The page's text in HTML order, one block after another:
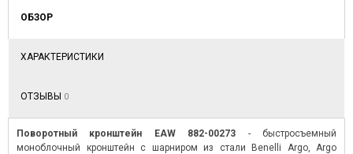
ОБЗОР
ХАРАКТЕРИСТИКИ
ОТЗЫВЫ 0
Поворотный кронштейн EAW 882-00273 - быстросъемный
моноблочный кронштейн c шарниром из стали Benelli Argo, Argo